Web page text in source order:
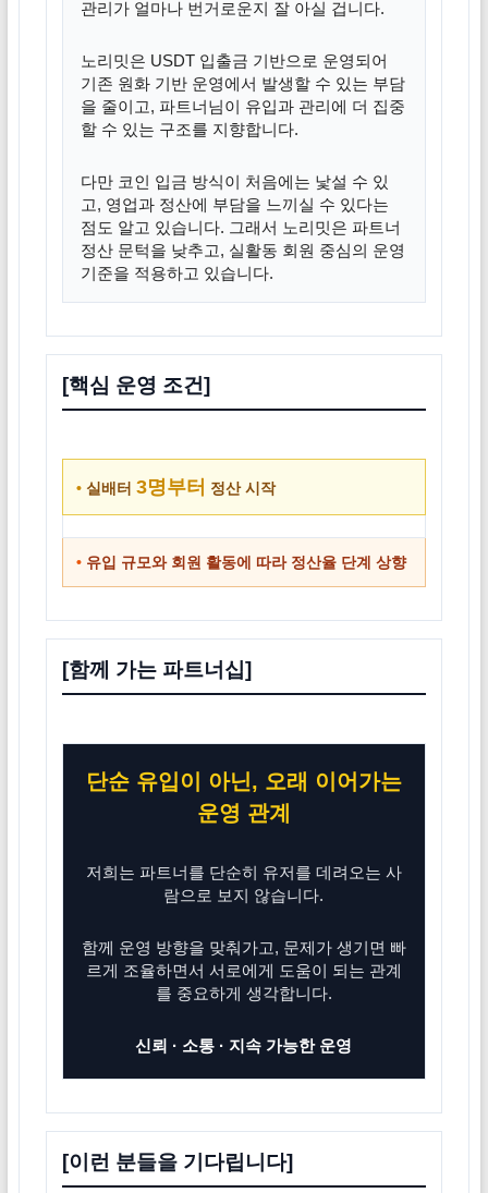
관리가 얼마나 번거로운지 잘 아실 겁니다.
노리밋은 USDT 입출금 기반으로 운영되어
기존 원화 기반 운영에서 발생할 수 있는 부담
을 줄이고, 파트너님이 유입과 관리에 더 집중
할 수 있는 구조를 지향합니다.
다만 코인 입금 방식이 처음에는 낯설 수 있
고, 영업과 정산에 부담을 느끼실 수 있다는
점도 알고 있습니다. 그래서 노리밋은 파트너
정산 문턱을 낮추고, 실활동 회원 중심의 운영
기준을 적용하고 있습니다.
[핵심 운영 조건]
•실배터 3명부터 정산 시작
•유입 규모와 회원 활동에 따라 정산율 단계 상향
[함께 가는 파트너십]
단순 유입이 아닌, 오래 이어가는
운영 관계
저희는 파트너를 단순히 유저를 데려오는 사
람으로 보지 않습니다.
함께 운영 방향을 맞춰가고, 문제가 생기면 빠
르게 조율하면서 서로에게 도움이 되는 관계
를 중요하게 생각합니다.
신뢰 · 소통 · 지속 가능한 운영
[이런 분들을 기다립니다]